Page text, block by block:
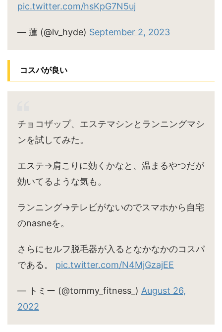
pic.twitter.com/hsKpG7N5uj
— 蓮 (@lv_hyde) September 2, 2023
コスパが良い
チョコザップ、エステマシンとランニングマシ
ンを試してみた。
エステ→肩こりに効くかなと、温まるやつだが
効いてるような気も。
ランニング→テレビがないのでスマホから自宅
のnasneを。
さらにセルフ脱毛器が入るとなかなかのコスパ
である。 pic.twitter.com/N4MjGzajEE
— トミー (@tommy_fitness_) August 26,
2022